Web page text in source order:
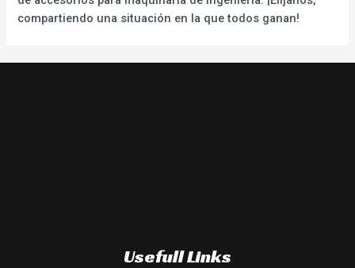
compartiendo una situación en la que todos ganan!
Usefull Links